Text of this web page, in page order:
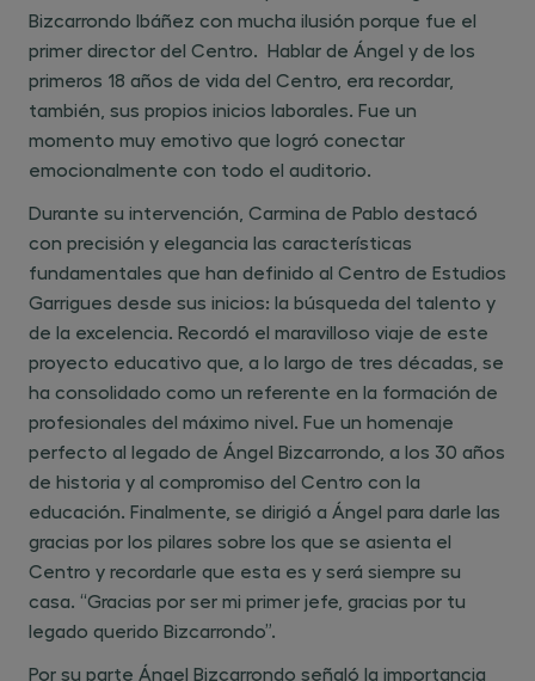
Bizcarrondo Ibáñez con mucha ilusión porque fue el
primer director del Centro. Hablar de Ángel y de los
primeros 18 años de vida del Centro, era recordar,
también, sus propios inicios laborales. Fue un
momento muy emotivo que logró conectar
emocionalmente con todo el auditorio.
Durante su intervención, Carmina de Pablo destacó
con precisión y elegancia las características
fundamentales que han definido al Centro de Estudios
Garrigues desde sus inicios: la búsqueda del talento y
de la excelencia. Recordó el maravilloso viaje de este
proyecto educativo que, a lo largo de tres décadas, se
ha consolidado como un referente en la formación de
profesionales del máximo nivel. Fue un homenaje
perfecto al legado de Ángel Bizcarrondo, a los 30 años
de historia y al compromiso del Centro con la
educación. Finalmente, se dirigió a Ángel para darle las
gracias por los pilares sobre los que se asienta el
Centro y recordarle que esta es y será siempre su
casa. “Gracias por ser mi primer jefe, gracias por tu
legado querido Bizcarrondo”.
Por su parte Ángel Bizcarrondo señaló la importancia